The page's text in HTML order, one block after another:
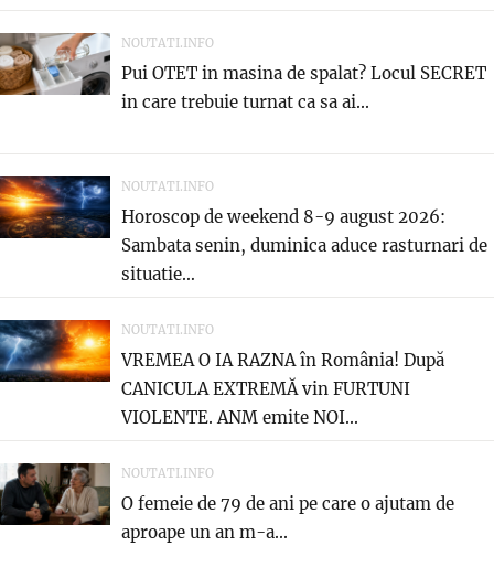
NOUTATI.INFO
Pui OTET in masina de spalat? Locul SECRET
in care trebuie turnat ca sa ai...
NOUTATI.INFO
Horoscop de weekend 8-9 august 2026:
Sambata senin, duminica aduce rasturnari de
situatie…
NOUTATI.INFO
VREMEA O IA RAZNA în România! După
CANICULA EXTREMĂ vin FURTUNI
VIOLENTE. ANM emite NOI...
NOUTATI.INFO
O femeie de 79 de ani pe care o ajutam de
aproape un an m-a...